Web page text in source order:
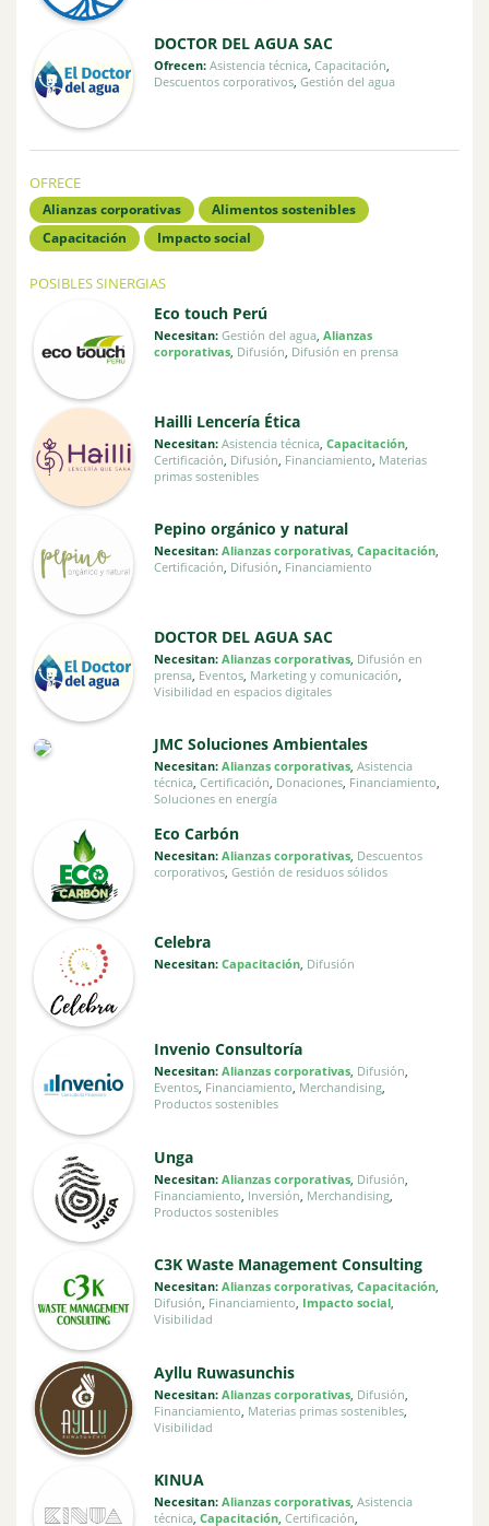
DOCTOR DEL AGUA SAC
Ofrecen: Asistencia técnica, Capacitación
Descuentos corporativos, Gestión del agua
OFRECE
Alianzas corporativas
Alimentos sostenibles
Capacitación
Impacto social
POSIBLES SINERGIAS
Eco touch Perú
Necesitan: Gestión del agua, Alianzas
corporativas, Difusión, Difusión en prensa
Hailli Lencería Ética
Necesitan: Asistencia técnica, Capacitación,
Certificación Difusión Financiamiento Materias
primas sostenibles
Pepino orgánico y natural
Necesitan: Alianzas corporativas, Capacitación,
Certificación, Difusión, Financiamiento
DOCTOR DEL AGUA SAC
Necesitan: Alianzas corporativas, Difusión en
prensa, Eventos, Marketing y comunicación
Visibilidad en espacios digitales
JMC Soluciones Ambientales
Necesitan: Alianzas corporativas, Asistencia
técnica, Certificación, Donaciones, Financiamiento,
Soluciones en energía
Eco Carbón
Necesitan: Alianzas corporativas, Descuentos
corporativos, Gestión de residuos sólidos
Celebra
Necesitan: Capacitación, Difusión
Invenio Consultoría
Necesitan: Alianzas corporativas, Difusión,
Eventos, Financiamiento, Merchandising,
Productos sostenibles
Unga
Necesitan: Alianzas corporativas, Difusión
Financiamiento Inversión Merchandising,
Productos sostenibles
C3K Waste Management Consulting
Necesitan: Alianzas corporativas, Capacitación,
Difusión, Financiamiento, Impacto social,
Visibilidad
Ayllu Ruwasunchis
Necesitan: Alianzas corporativas, Difusión
Financiamiento Materias primas sostenibles,
Visibilidad
KINUA
Necesitan: Alianzas corporativas, Asistencia
técnica, Capacitación, Certificación,